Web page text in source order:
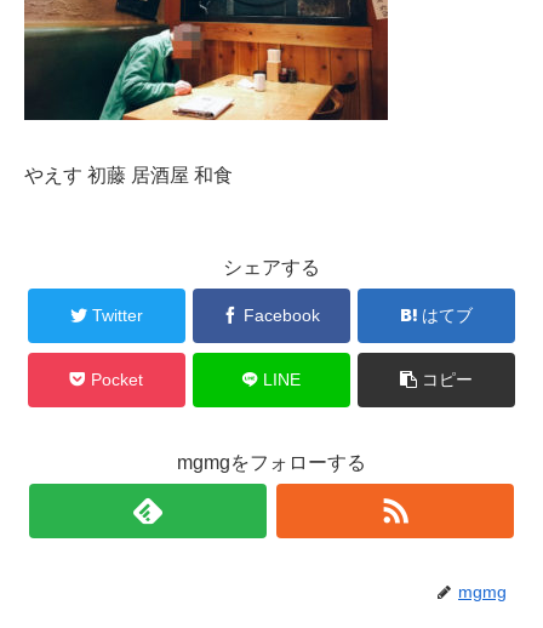
やえす 初藤 居酒屋 和食
シェアする
Twitter Facebook はてブ
Pocket LINE コピー
mgmgをフォローする
mgmg